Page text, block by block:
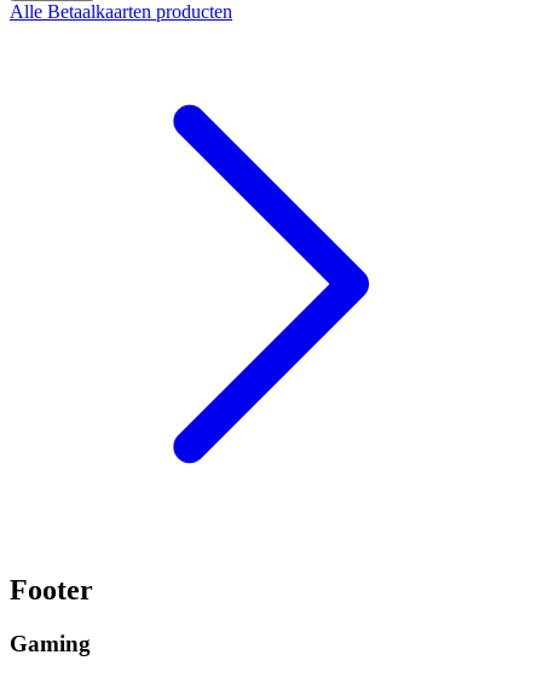
Alle Betaalkaarten producten
Footer
Gaming